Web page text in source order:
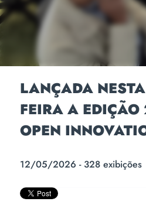
LANÇADA
FEIRA A
OPEN
12/05/2026 - 328 exibições